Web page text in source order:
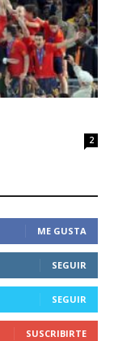
2
ME GUSTA
SEGUIR
SEGUIR
SUSCRIBIRTE